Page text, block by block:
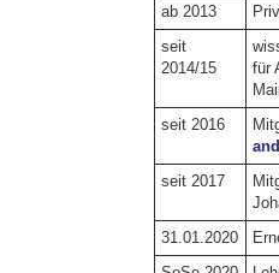
ab 2013
seit
2014/15
für
seit 2016
seit 2017
31.01.2020